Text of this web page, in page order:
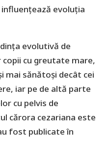
evoluția
evolutivă de
cu greutate mare,
mai sănătoși decât cei
iar pe de altă parte
cu pelvis de
cărora cezariana este
fost publicate în